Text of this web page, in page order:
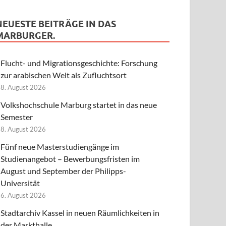
BEITRÄGE IN DAS
Flucht- und Migrationsgeschichte: Forschung
zur arabischen Welt als Zufluchtsort
8. August 2026
Volkshochschule Marburg startet in das neue
Semester
8. August 2026
Fünf neue Masterstudiengänge im
Studienangebot – Bewerbungsfristen im
August und September der Philipps-
Universität
6. August 2026
Stadtarchiv Kassel in neuen Räumlichkeiten in